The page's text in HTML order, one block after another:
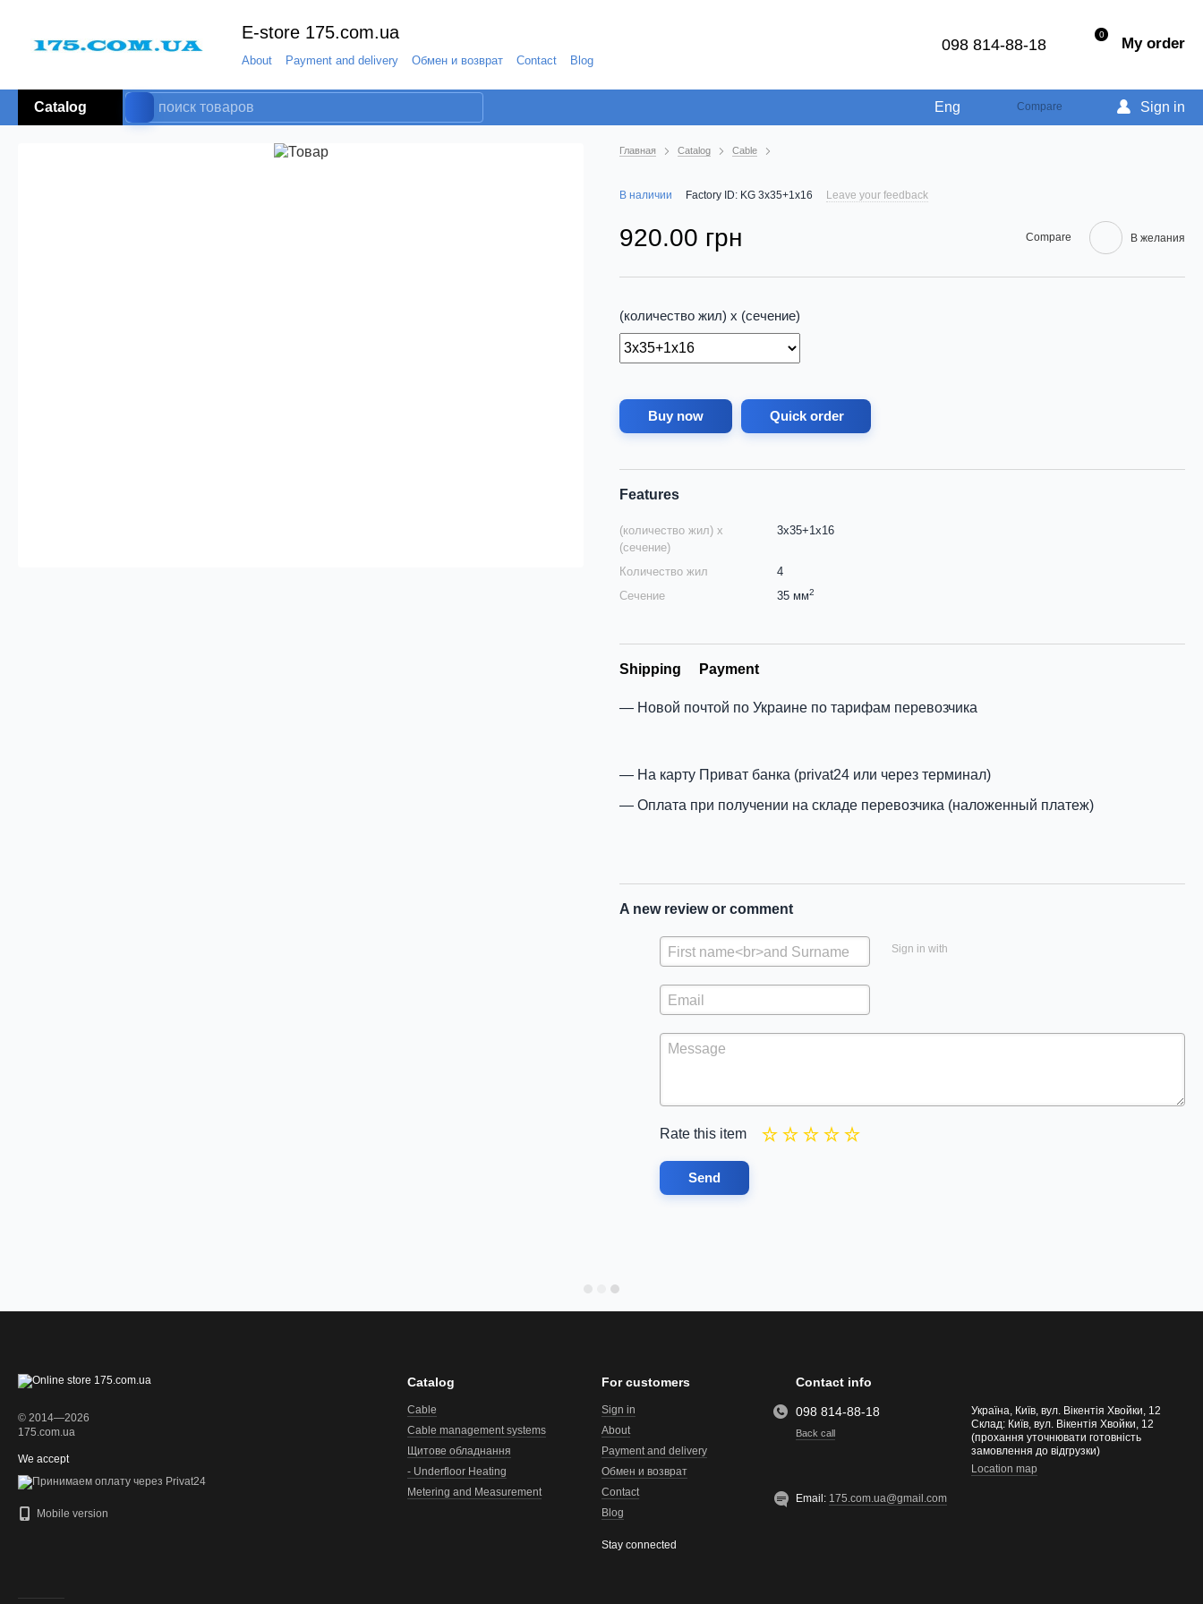
E-store 175.com.ua
About Payment and delivery Обмен и возврат Contact Blog
098 814-88-18
0 My order
Catalog Eng Compare Sign in
Главная Catalog Cable
В наличии Factory ID: KG 3x35+1x16 Leave your feedback
920.00 грн Compare В желания
(количество жил) х (сечение)
Buy now Quick order
Features
(количество жил) х
(сечение)
3х35+1х16
Количество жил
4
Сечение
35 мм2
Shipping Payment
Новой почтой по Украине по тарифам перевозчика
На карту Приват банка (privat24 или через терминал)
Оплата при получении на складе перевозчика (наложенный платеж)
A new review or comment
Sign in with
Rate this item
Send
© 2014—2026
175.com.ua
We accept
Mobile version
Catalog
Cable
Cable management systems
Щитове обладнання
- Underfloor Heating
Metering and Measurement
For customers
Sign in
About
Payment and delivery
Обмен и возврат
Contact
Blog
Stay connected
Contact info
098 814-88-18
Back call
Україна, Київ, вул. Вікентія Хвойки, 12
Склад: Київ, вул. Вікентія Хвойки, 12
(прохання уточнювати готовність
замовлення до відгрузки)
Location map
Email: 175.com.ua@gmail.com